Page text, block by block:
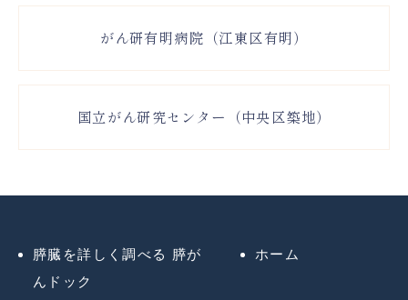
がん研有明病院（江東区有明）
国立がん研究センター（中央区築地）
膵臓を詳しく調べる 膵が
んドック
ホーム